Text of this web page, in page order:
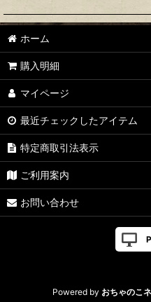
ホーム
購入明細
マイページ
最近チェックしたアイテム
特定商取引法表示
ご利用案内
お問い合わせ
Powered by おちゃのこ